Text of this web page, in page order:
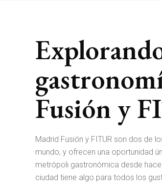
Fusión y
Madrid Fusión y FITUR son dos de
mundo, y ofrecen una oportunidad
metrópoli gastronómica desde
ciudad tiene algo para todos los